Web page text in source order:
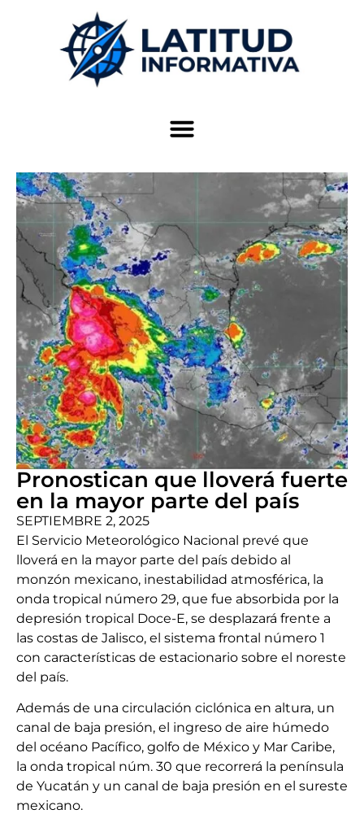
Pronostican que lloverá fuerte
en la mayor parte del país
SEPTIEMBRE 2, 2025
El Servicio Meteorológico Nacional prevé que
lloverá en la mayor parte del país debido al
monzón mexicano, inestabilidad atmosférica, la
onda tropical número 29, que fue absorbida por la
depresión tropical Doce-E, se desplazará frente a
las costas de Jalisco, el sistema frontal número 1
con características de estacionario sobre el noreste
del país.
Además de una circulación ciclónica en altura, un
canal de baja presión, el ingreso de aire húmedo
del océano Pacífico, golfo de México y Mar Caribe,
la onda tropical núm. 30 que recorrerá la península
de Yucatán y un canal de baja presión en el sureste
mexicano.